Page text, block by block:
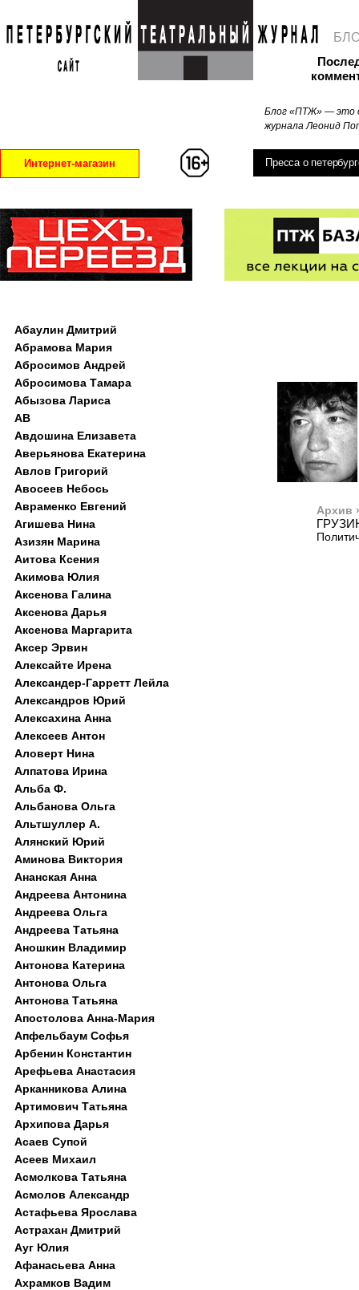
Блог «ПТЖ» — это
журнала Леонид
Интернет-магазин Пресса о
Архив
Абаулин Дмитрий
Абрамова Мария
Абросимов Андрей
Абросимова Тамара
Абызова Лариса
АВ
Авдошина Елизавета
Аверьянова Екатерина
Авлов Григорий
Авосеев Небось
Авраменко Евгений
Агишева Нина
Азизян Марина
Аитова Ксения
Акимова Юлия
Аксенова Галина
Аксенова Дарья
Аксенова Маргарита
Аксер Эрвин
Алексайте Ирена
Александер-Гарретт Лейла
Александров Юрий
Алексахина Анна
Алексеев Антон
Аловерт Нина
Алпатова Ирина
Альба Ф.
Альбанова Ольга
Альтшуллер А.
Алянский Юрий
Аминова Виктория
Ананская Анна
Андреева Антонина
Андреева Ольга
Андреева Татьяна
Аношкин Владимир
Антонова Катерина
Антонова Ольга
Антонова Татьяна
Апостолова Анна-Мария
Апфельбаум Софья
Арбенин Константин
Арефьева Анастасия
Арканникова Алина
Артимович Татьяна
Архипова Дарья
Асаев Супой
Асеев Михаил
Асмолкова Татьяна
Асмолов Александр
Астафьева Ярослава
Астрахан Дмитрий
Ауг Юлия
Афанасьева Анна
Ахрамков Вадим